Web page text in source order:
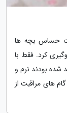
حساس بچه ها
کرد. فقط با
شده بودند نرم و
های مراقبت از